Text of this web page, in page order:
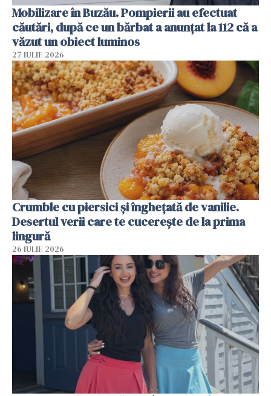
Mobilizare în Buzău. Pompierii au efectuat
căutări, după ce un bărbat a anunțat la 112 că a
văzut un obiect luminos
27 IULIE 2026
Crumble cu piersici și înghețată de vanilie.
Desertul verii care te cucerește de la prima
lingură
26 IULIE 2026